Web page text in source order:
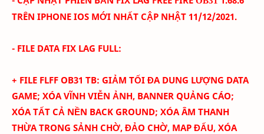
TRÊN IPHONE IOS MỚI NHẤT CẬP NHẬT 11/12/2021.
- FILE DATA FIX LAG FULL:
+ FILE FLFF OB31 TB: GIẢM TỐI ĐA DUNG LƯỢNG DATA
GAME; XÓA VĨNH VIỄN ẢNH, BANNER QUẢNG CÁO;
XÓA TẤT CẢ NỀN BACK GROUND; XÓA ÂM THANH
THỪA TRONG SẢNH CHỜ, ĐẢO CHỜ, MAP ĐẤU, XÓA